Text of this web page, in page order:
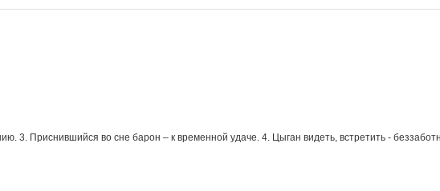
3. Приснившийся во сне барон – к временной удаче. 4. Цыган видеть, встретить -